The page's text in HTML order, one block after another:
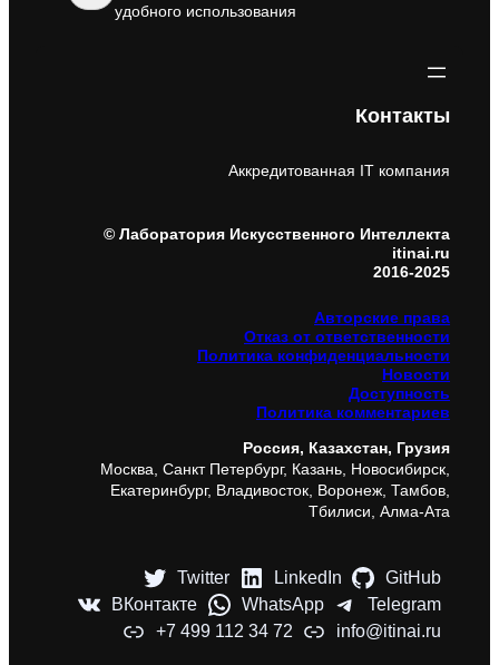
удобного использования
Контакты
Аккредитованная IT компания
© Лаборатория Искусственного Интеллекта
itinai.ru
2016-2025
Авторские права
Отказ от ответственности
Политика конфиденциальности
Новости
Доступность
Политика комментариев
Россия, Казахстан, Грузия
Москва, Санкт Петербург, Казань, Новосибирск,
Екатеринбург, Владивосток, Воронеж, Тамбов,
Тбилиси, Алма-Ата
Twitter LinkedIn
GitHub
ВКонтакте
WhatsApp
Telegram
+7 499 112 34 72
info@itinai.ru